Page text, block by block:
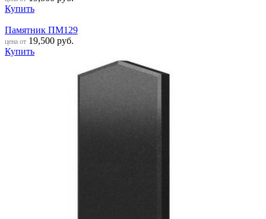
Купить
Памятник ПМ129
цена от 19,500 руб.
Купить